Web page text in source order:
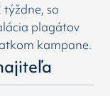
so
plagátov
kampane.